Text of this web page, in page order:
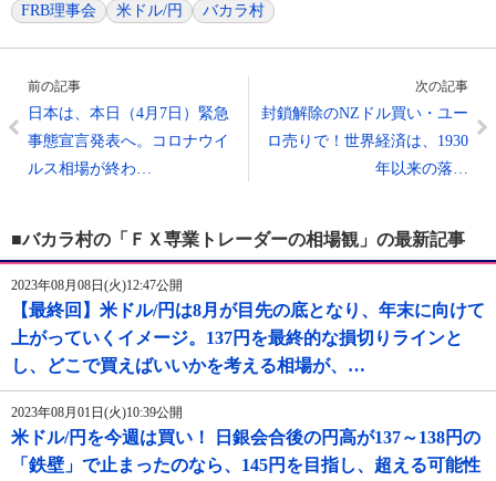
FRB理事会 米ドル/円 バカラ村
前の記事
日本は、本日（4月7日）緊急
事態宣言発表へ。コロナウイ
ルス相場が終わ…
次の記事
封鎖解除のNZドル買い・ユー
ロ売りで！世界経済は、1930
年以来の落…
■バカラ村の「ＦＸ専業トレーダーの相場観」の最新記事
2023年08月08日(火)12:47公開
【最終回】米ドル/円は8月が目先の底となり、年末に向けて
上がっていくイメージ。137円を最終的な損切りラインと
し、どこで買えばいいかを考える相場が、…
2023年08月01日(火)10:39公開
米ドル/円を今週は買い！ 日銀会合後の円高が137～138円の
「鉄壁」で止まったのなら、145円を目指し、超える可能性